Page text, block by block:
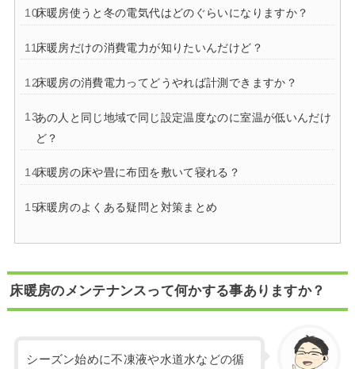
床暖房使うと冬の電気代はどのぐらいになりますか？
床暖房だけの消費電力が知りたいんだけど？
床暖房の消費電力ってどうやれば計測できますか？
あの人と同じ地域で同じ設定温度なのに室温が低いんだけ
ど？
床暖房の床や畳に布団を敷いて寝れる？
床暖房のよくある疑問と対策まとめ
床暖房のメンテナンスって何かする事ありますか？
シーズン始めに不凍液や水道水などの循